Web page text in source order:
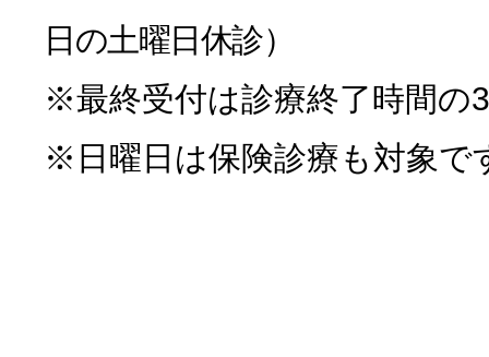
日の土曜日休診）
※最終受付は診療終了時間の
※日曜日は保険診療も対象で